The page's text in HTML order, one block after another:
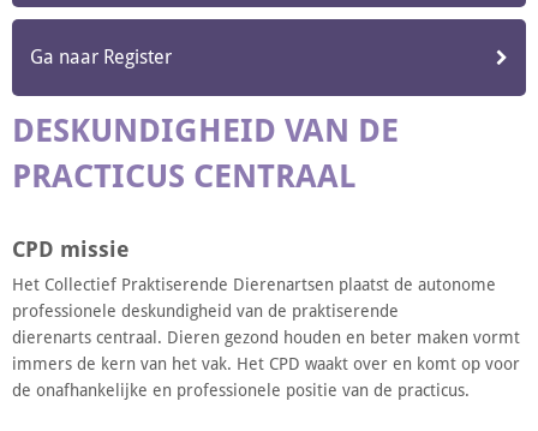
Ga naar Register
DESKUNDIGHEID VAN DE
PRACTICUS CENTRAAL
CPD missie
Het Collectief Praktiserende Dierenartsen plaatst de autonome
professionele deskundigheid van de praktiserende
dierenarts centraal. Dieren gezond houden en beter maken vormt
immers de kern van het vak. Het CPD waakt over en komt op voor
de onafhankelijke en professionele positie van de practicus.